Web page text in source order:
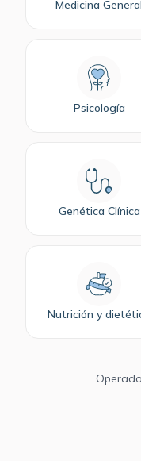
Medicina General
Psicología
Genética Clínica
Nutrición y